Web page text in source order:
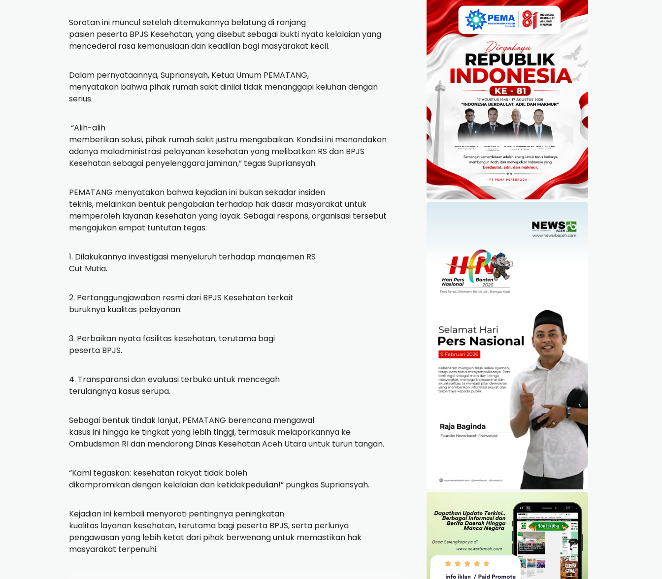
Sorotan ini muncul setelah ditemukannya belatung di ranjang
pasien peserta BPJS Kesehatan, yang disebut sebagai bukti nyata kelalaian yang
mencederai rasa kemanusiaan dan keadilan bagi masyarakat kecil.
Dalam pernyataannya, Supriansyah, Ketua Umum PEMATANG,
menyatakan bahwa pihak rumah sakit dinilai tidak menanggapi keluhan dengan
serius.
“Alih-alih
memberikan solusi, pihak rumah sakit justru mengabaikan. Kondisi ini menandakan
adanya maladministrasi pelayanan kesehatan yang melibatkan RS dan BPJS
Kesehatan sebagai penyelenggara jaminan,” tegas Supriansyah.
PEMATANG menyatakan bahwa kejadian ini bukan sekadar insiden
teknis, melainkan bentuk pengabaian terhadap hak dasar masyarakat untuk
memperoleh layanan kesehatan yang layak. Sebagai respons, organisasi tersebut
mengajukan empat tuntutan tegas:
1. Dilakukannya investigasi menyeluruh terhadap manajemen RS
Cut Mutia.
2. Pertanggungjawaban resmi dari BPJS Kesehatan terkait
buruknya kualitas pelayanan.
3. Perbaikan nyata fasilitas kesehatan, terutama bagi
peserta BPJS.
4. Transparansi dan evaluasi terbuka untuk mencegah
terulangnya kasus serupa.
Sebagai bentuk tindak lanjut, PEMATANG berencana mengawal
kasus ini hingga ke tingkat yang lebih tinggi, termasuk melaporkannya ke
Ombudsman RI dan mendorong Dinas Kesehatan Aceh Utara untuk turun tangan.
“Kami tegaskan: kesehatan rakyat tidak boleh
dikompromikan dengan kelalaian dan ketidakpedulian!” pungkas Supriansyah.
Kejadian ini kembali menyoroti pentingnya peningkatan
kualitas layanan kesehatan, terutama bagi peserta BPJS, serta perlunya
pengawasan yang lebih ketat dari pihak berwenang untuk memastikan hak
masyarakat terpenuhi.